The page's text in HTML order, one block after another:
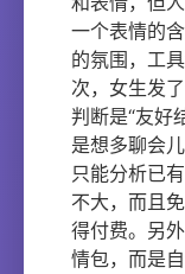
一个表情的
的氛围，工
次，女生发
判断是“友好
是想多聊会
只能分析已
不大，而且
得付费。另
情包，而是